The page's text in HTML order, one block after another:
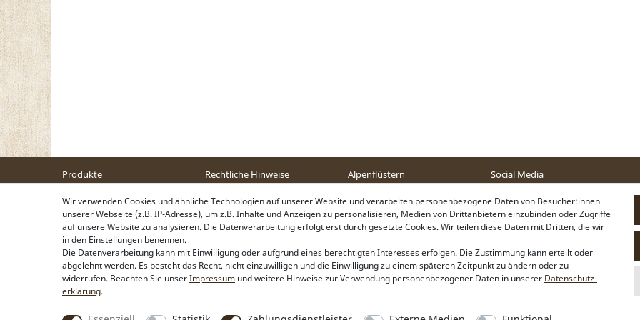
Produkte
Trachtenschmuck
Trachtenhüte & Kopfschmuck
Trachtentücher &
Trachtenschals
Rechtliche Hinweise
Widerrufsbelehrung
Zahlung & Lieferung
Datenschutz
Alpenflüstern
Händlerbereich
Firmenkunden
Sonderanfertigungen
Kontakt & Impressum
Social Media
Facebook
** Gilt für Lieferungen nach Deutschland. Lieferzeiten für andere Länder
Wir verwenden Cookies und ähnliche Technologien auf unserer Website und verarbeiten personenbezogene Daten von Besucher:innen
unserer Webseite (z.B. IP-Adresse), um z.B. Inhalte und Anzeigen zu personalisieren, Medien von Drittanbietern einzubinden oder Zugriffe
auf unsere Website zu analysieren. Die Datenverarbeitung erfolgt erst durch gesetzte Cookies. Wir teilen diese Daten mit Dritten, die wir
in den Einstellungen benennen.
Die Datenverarbeitung kann mit Einwilligung oder aufgrund eines berechtigten Interesses erfolgen. Die Zustimmung kann erteilt oder
abgelehnt werden. Es besteht das Recht, nicht einzuwilligen und die Einwilligung zu einem späteren Zeitpunkt zu ändern oder zu
widerrufen. Beachten Sie unserImpressum und weitere Hinweise zur Verwendung personenbezogener Daten in unserer Daten­schutz­
erklärung.